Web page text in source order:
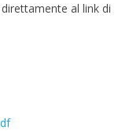
al link di